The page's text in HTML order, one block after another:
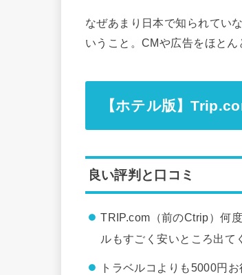
なぜあまり日本で知られてい
いうこと。CMや広告をほと
【ホテル版】
良い評判と口コミ
TRIP.com（前のCtrip）何
ルもすごく安いところ出て
トラベルコよりも5000円